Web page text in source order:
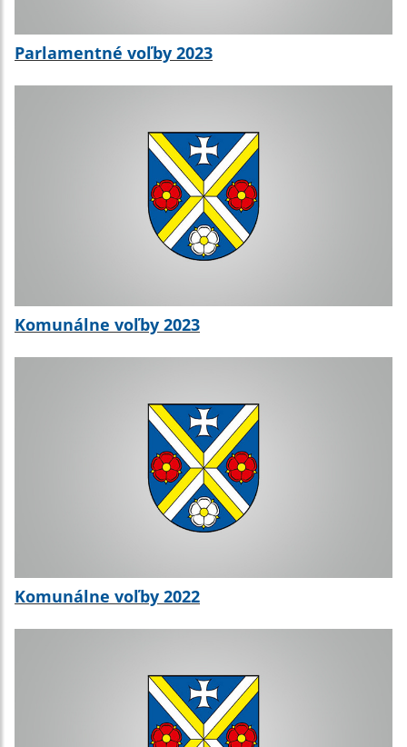
Parlamentné voľby 2023
Komunálne voľby 2023
Komunálne voľby 2022